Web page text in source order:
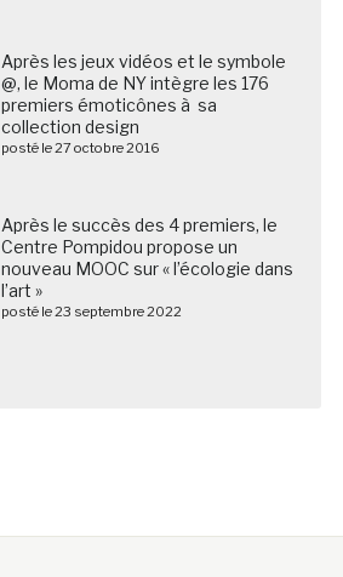
Après les jeux vidéos et le symbole
@, le Moma de NY intègre les 176
premiers émoticônes à sa
collection design
posté le 27 octobre 2016
Après le succès des 4 premiers, le
Centre Pompidou propose un
nouveau MOOC sur « l’écologie dans
l’art »
posté le 23 septembre 2022